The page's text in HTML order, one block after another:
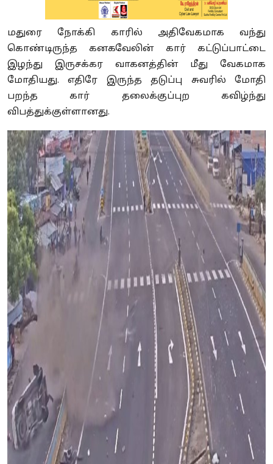
மதுரை நோக்கி காரில் அதிவேகமாக வந்து
கொண்டிருந்த கனகவேலின் கார் கட்டுப்பாட்டை
இழந்து இருசக்கர வாகனத்தின் மீது வேகமாக
மோதியது. எதிரே இருந்த தடுப்பு சுவரில் மோதி
பறந்த கார் தலைக்குப்புற கவிழ்ந்து
விபத்துக்குள்ளானது.